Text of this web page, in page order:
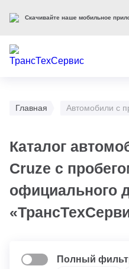
Главная Автомобили с
Каталог
Cruze с
официального
Полный
Скачивайте наше мобильное